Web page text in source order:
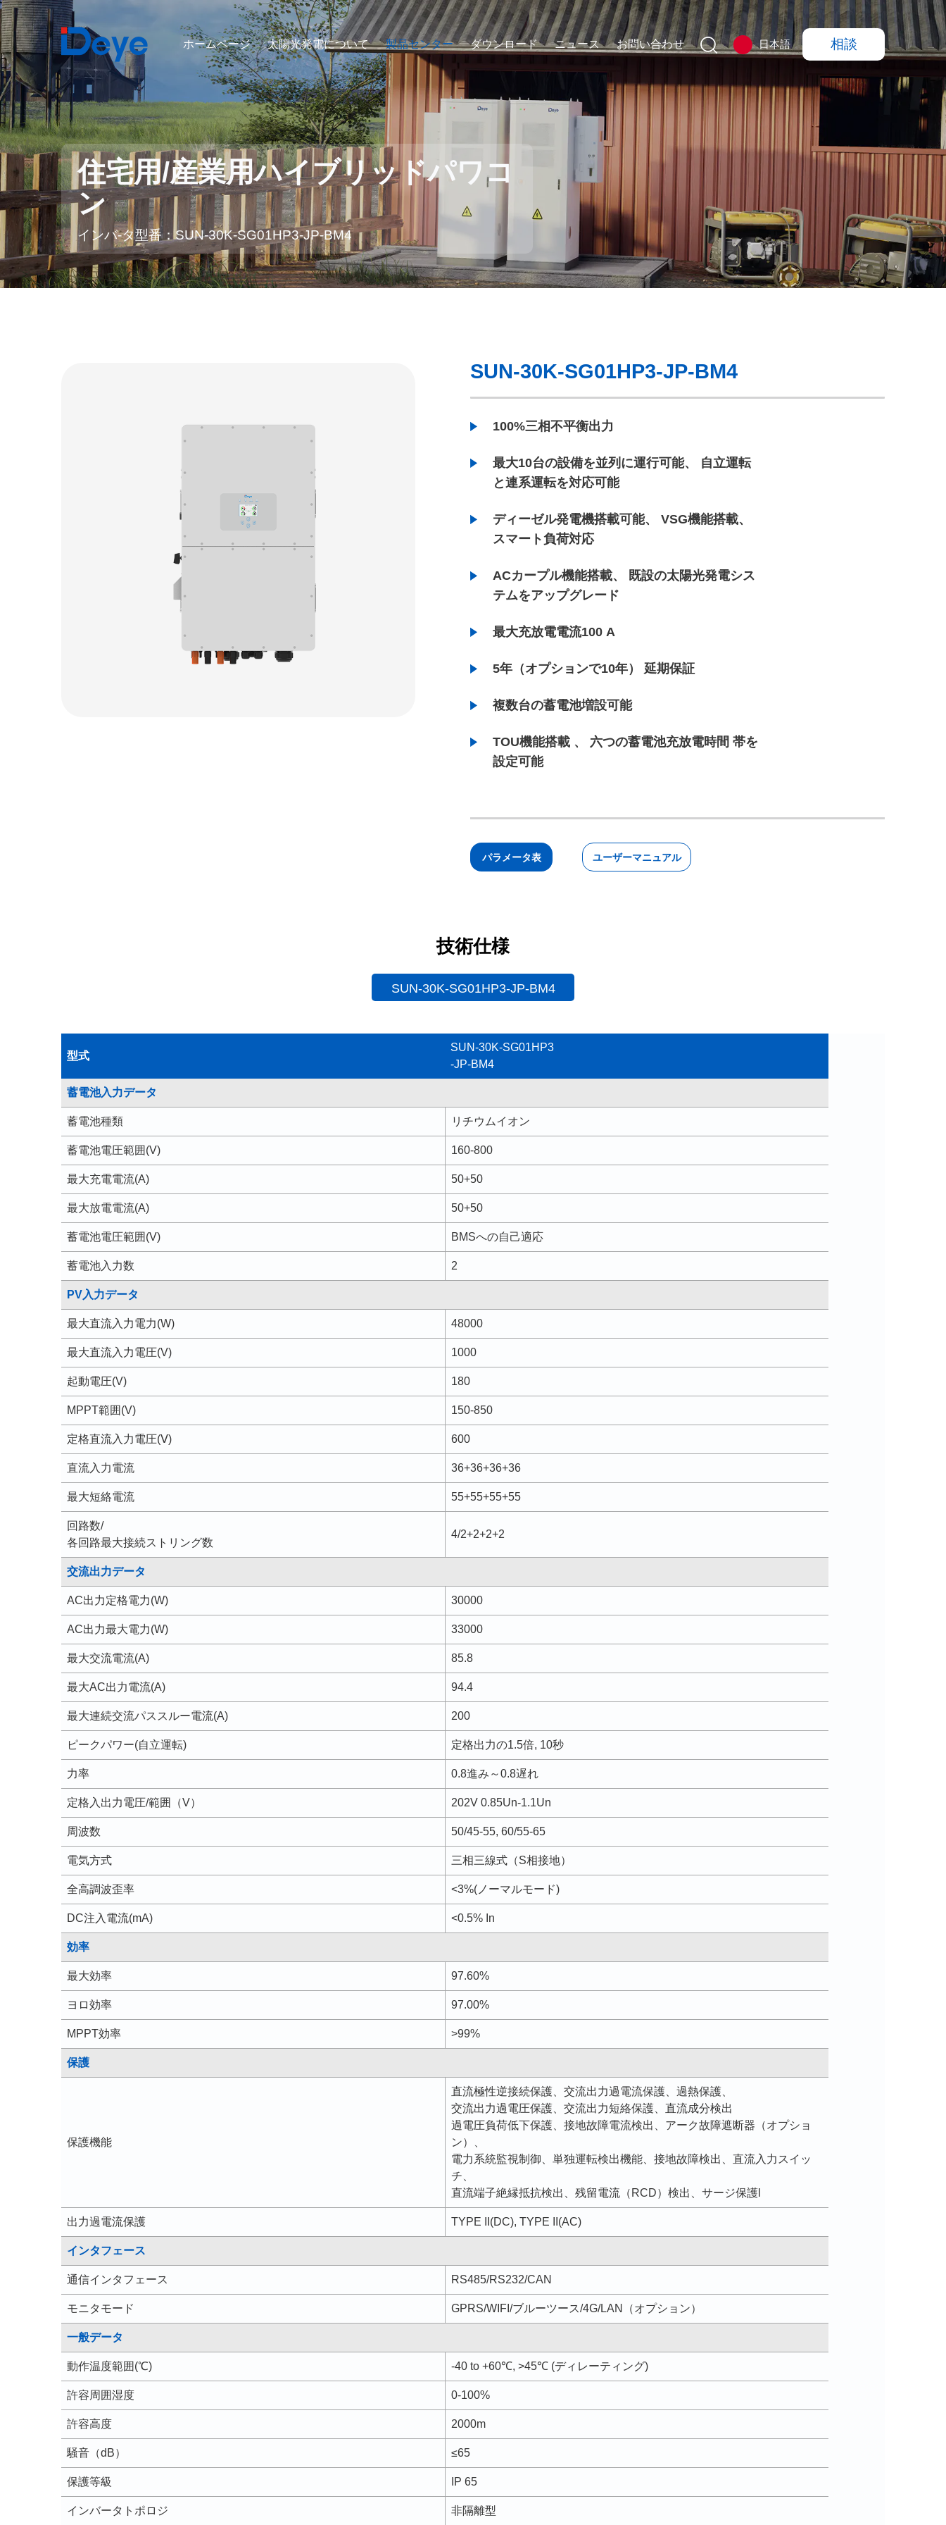
ホームページ 太陽光発電について 製品センター ダウンロード ニュース お問い合わせ 日本語 相談
住宅用/産業用ハイブリッドパワコ
ン
インバ-タ型番：SUN-30K-SG01HP3-JP-BM4
SUN-30K-SG01HP3-JP-BM4
100%三相不平衡出力
最大10台の設備を並列に運行可能、 自立運転
と連系運転を対応可能
ディーゼル発電機搭載可能、 VSG機能搭載、
スマート負荷対応
ACカープル機能搭載、 既設の太陽光発電シス
テムをアップグレード
最大充放電電流100 A
5年（オプションで10年） 延期保証
複数台の蓄電池増設可能
TOU機能搭載 、 六つの蓄電池充放電時間 帯を
設定可能
パラメータ表 ユーザーマニュアル
技術仕様
SUN-30K-SG01HP3-JP-BM4
型式
SUN-30K-SG01HP3
-JP-BM4
蓄電池入力データ
蓄電池種類 リチウムイオン
蓄電池電圧範囲(V) 160-800
最大充電電流(A) 50+50
最大放電電流(A) 50+50
蓄電池電圧範囲(V) BMSへの自己適応
蓄電池入力数 2
PV入力データ
最大直流入力電力(W) 48000
最大直流入力電圧(V) 1000
起動電圧(V) 180
MPPT範囲(V) 150-850
定格直流入力電圧(Ⅴ) 600
直流入力電流 36+36+36+36
最大短絡電流 55+55+55+55
回路数/
各回路最大接続ストリング数
4/2+2+2+2
交流出力データ
AC出力定格電力(W) 30000
AC出力最大電力(W) 33000
最大交流電流(A) 85.8
最大AC出力電流(A) 94.4
最大連続交流パススルー電流(A) 200
ピークパワー(自立運転) 定格出力の1.5倍, 10秒
力率 0.8進み～0.8遅れ
定格入出力電圧/範囲（V） 202V 0.85Un-1.1Un
周波数 50/45-55, 60/55-65
電気方式 三相三線式（S相接地）
全高調波歪率 <3%(ノーマルモード)
DC注入電流(mA) <0.5% In
効率
最大効率 97.60%
ヨロ効率 97.00%
MPPT効率 >99%
保護
保護機能
直流極性逆接続保護、交流出力過電流保護、過熱保護、
交流出力過電圧保護、交流出力短絡保護、直流成分検出
過電圧負荷低下保護、接地故障電流検出、アーク故障遮断器（オプショ
ン）、
電力系統監視制御、単独運転検出機能、接地故障検出、直流入力スイッ
チ、
直流端子絶縁抵抗検出、残留電流（RCD）検出、サージ保護l
出力過電流保護 TYPE II(DC), TYPE II(AC)
インタフェース
通信インタフェース RS485/RS232/CAN
モニタモード GPRS/WIFI/ブルーツース/4G/LAN（オプション）
一般データ
動作温度範囲(℃) -40 to +60℃, >45℃ (ディレーティング)
許容周囲湿度 0-100%
許容高度 2000m
騒音（dB） ≤65
保護等級 IP 65
インバータトポロジ 非隔離型